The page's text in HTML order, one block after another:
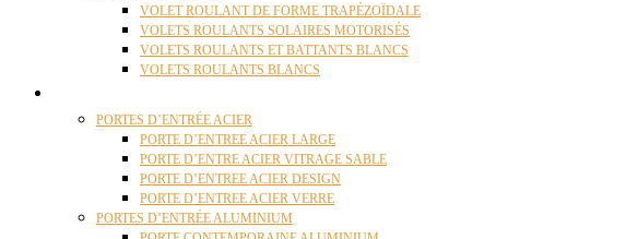
VOLET ROULANT DE FORME TRAPÉZOÏDALE
VOLETS ROULANTS SOLAIRES MOTORISÉS
VOLETS ROULANTS ET BATTANTS BLANCS
VOLETS ROULANTS BLANCS
PORTES D’ENTRÉE ACIER
PORTE D’ENTREE ACIER LARGE
PORTE D’ENTRE ACIER VITRAGE SABLE
PORTE D’ENTREE ACIER DESIGN
PORTE D’ENTREE ACIER VERRE
PORTES D’ENTRÉE ALUMINIUM